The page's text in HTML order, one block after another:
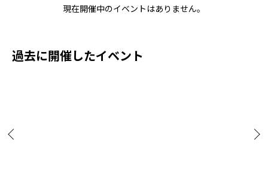
現在開催中のイベントはありません。
過去に開催したイベント